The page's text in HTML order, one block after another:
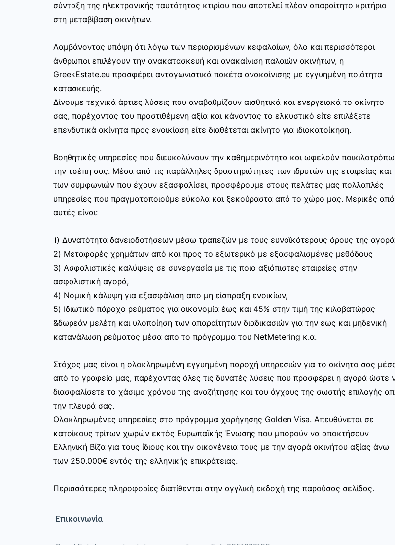
σύνταξη της ηλεκτρονικής ταυτότητας κτιρίου που αποτελεί πλέον απαραίτητο κριτήριο
στη μεταβίβαση ακινήτων.
Λαμβάνοντας υπόψη ότι λόγω των περιορισμένων κεφαλαίων, όλο και περισσότεροι
άνθρωποι επιλέγουν την ανακατασκευή και ανακαίνιση παλαιών ακινήτων, η
GreekEstate.eu προσφέρει ανταγωνιστικά πακέτα ανακαίνισης με εγγυημένη ποιότητα
κατασκευής.
Δίνουμε τεχνικά άρτιες λύσεις που αναβαθμίζουν αισθητικά και ενεργειακά το ακίνητο
σας, παρέχοντας του προστιθέμενη αξία και κάνοντας το ελκυστικό είτε επιλέξετε
επενδυτικά ακίνητα προς ενοικίαση είτε διαθέτεται ακίνητο για ιδιοκατοίκηση.
Βοηθητικές υπηρεσίες που διευκολύνουν την καθημερινότητα και ωφελούν
την τσέπη σας. Μέσα από τις παράλληλες δραστηριότητες των ιδρυτών της εταιρείας και
των συμφωνιών που έχουν εξασφαλίσει, προσφέρουμε στους πελάτες μας πολλαπλές
υπηρεσίες που πραγματοποιούμε εύκολα και ξεκούραστα από το χώρο μας. Μερικές από
αυτές είναι:
1) Δυνατότητα δανειοδοτήσεων μέσω τραπεζών με τους ευνοϊκότερους όρους της
2) Μεταφορές χρημάτων από και προς το εξωτερικό με εξασφαλισμένες μεθόδους
3) Ασφαλιστικές καλύψεις σε συνεργασία με τις ποιο αξιόπιστες εταιρείες στην
ασφαλιστική αγορά,
4) Νομική κάλυψη για εξασφάλιση απο μη είσπραξη ενοικίων,
5) Ιδιωτικό πάροχο ρεύματος για οικονομία έως και 45% στην τιμή της κιλοβατώρας
&δωρεάν μελέτη και υλοποίηση των απαραίτητων διαδικασιών για την έως και μηδενική
κατανάλωση ρεύματος μέσα απο το πρόγραμμα του NetMetering κ.α.
Στόχος μας είναι η ολοκληρωμένη εγγυημένη παροχή υπηρεσιών για το ακίνητο σας
από το γραφείο μας, παρέχοντας όλες τις δυνατές λύσεις που προσφέρει η αγορά ώστε
διασφαλίσετε το χάσιμο χρόνου της αναζήτησης και του άγχους της σωστής επιλογής
την πλευρά σας.
Ολοκληρωμένες υπηρεσίες στο πρόγραμμα χορήγησης Golden Visa. Απευθύνεται σε
κατοίκους τρίτων χωρών εκτός Ευρωπαϊκής Ένωσης που μπορούν να αποκτήσουν
Ελληνική Βίζα για τους ίδιους και την οικογένεια τους με την αγορά ακινήτου αξίας άνω
των 250.000€ εντός της ελληνικής επικράτειας.
Περισσότερες πληροφορίες διατίθενται στην αγγλική εκδοχή της παρούσας σελίδας.
Επικοινωνία